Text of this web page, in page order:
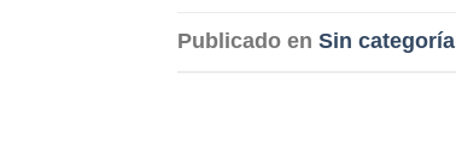
Publicado en Sin categoría